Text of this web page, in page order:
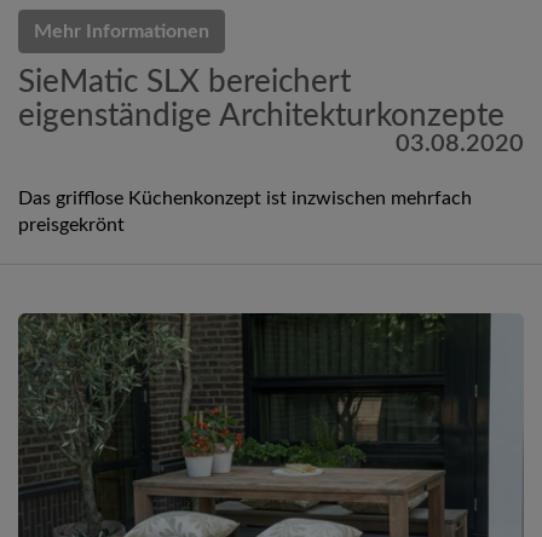
Mehr Informationen
SieMatic SLX bereichert
eigenständige Architekturkonzepte
03.08.2020
Das grifflose Küchenkonzept ist inzwischen mehrfach
preisgekrönt